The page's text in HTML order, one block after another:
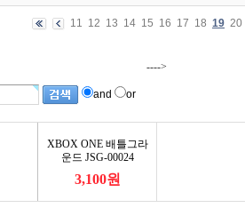
11 12 13 14 15 16 17 18 19 20
---->
and or